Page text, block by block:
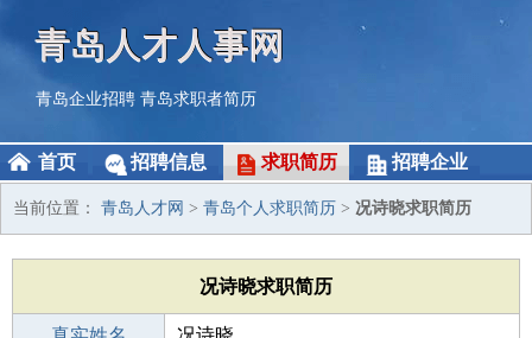
青岛人才人事网
青岛企业招聘 青岛求职者简历
首页 招聘信息 求职简历 招聘企业
当前位置： 青岛人才网 > 青岛个人求职简历 > 况诗晓求职简历
况诗晓求职简历